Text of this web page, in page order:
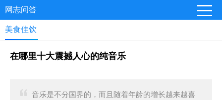
网志问答
美食佳饮
在哪里十大震撼人心的纯音乐
音乐是不分国界的，而且随着年龄的增长越来越喜